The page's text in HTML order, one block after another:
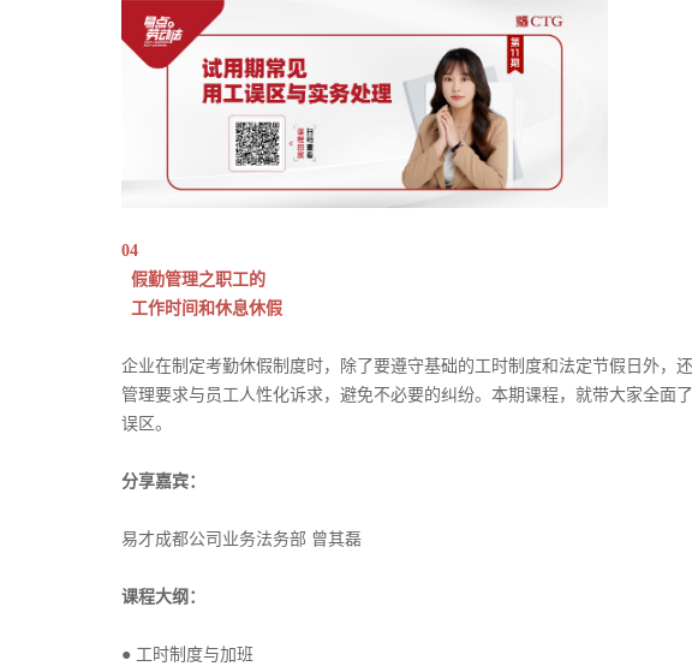
04
假勤管理之职工的
工作时间和休息休假
企业在制定考勤休假制度时，除了要遵守基础的工时制度和法定节假日外，
管理要求与员工人性化诉求，避免不必要的纠纷。本期课程，就带大家全面
误区。
分享嘉宾：
易才成都公司业务法务部 曾其磊
课程大纲：
● 工时制度与加班